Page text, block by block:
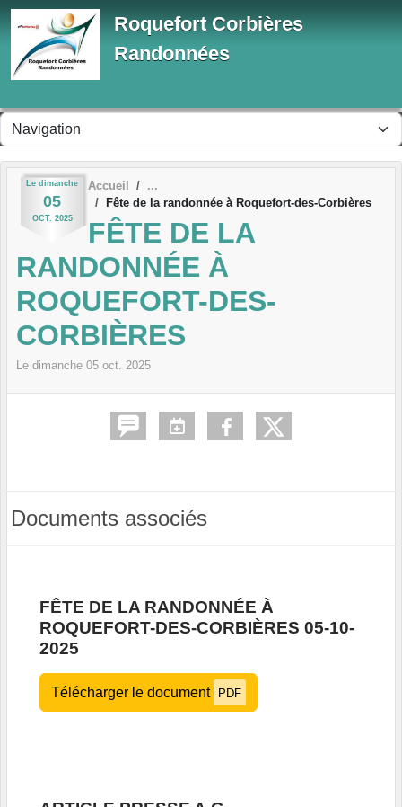
Roquefort Corbières
Randonnées
Le dimanche
05
OCT. 2025
Accueil
Fête de la randonnée à Roquefort-des-Corbières
FÊTE DE LA
RANDONNÉE À
ROQUEFORT-DES-
CORBIÈRES
Le dimanche 05 oct. 2025
Documents associés
FÊTE DE LA RANDONNÉE À
ROQUEFORT-DES-CORBIÈRES 05-10-
2025
Télécharger le document PDF
Panneau de gestion des cookies